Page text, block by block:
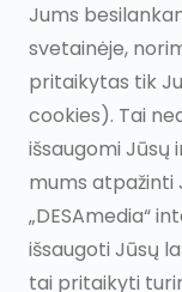
Jums
svetainėje,
pritaikytas tik
cookies). Tai
išsaugomi Jūsų
mums atpažinti
„DESAmedia“
išsaugoti Jūsų
tai pritaikyti